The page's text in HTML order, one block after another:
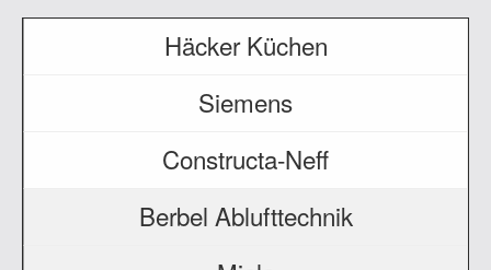
Häcker Küchen
Siemens
Constructa-Neff
Berbel Ablufttechnik